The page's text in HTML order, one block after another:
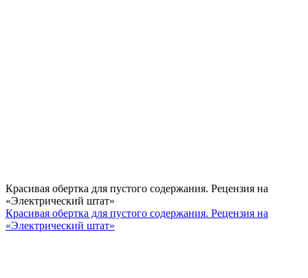
Красивая обертка для пустого содержания. Рецензия на
«Электрический штат»
Красивая обертка для пустого содержания. Рецензия на
«Электрический штат»